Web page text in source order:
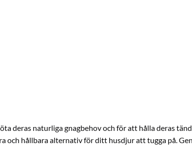
deras naturliga gnagbehov och för att hålla deras
och hållbara alternativ för ditt husdjur att tugga på.